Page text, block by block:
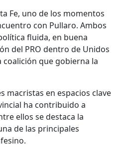
Fe, uno de los momentos
con Pullaro. Ambos
fluida, en buena
del PRO dentro de Unidos
coalición que gobierna la
macristas en espacios clave
ha contribuido a
ellos se destaca la
de las principales